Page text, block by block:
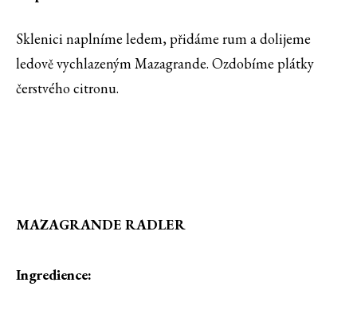
Sklenici naplníme ledem, přidáme rum a dolijeme
ledově vychlazeným Mazagrande. Ozdobíme plátky
čerstvého citronu.
MAZAGRANDE RADLER
Ingredience: